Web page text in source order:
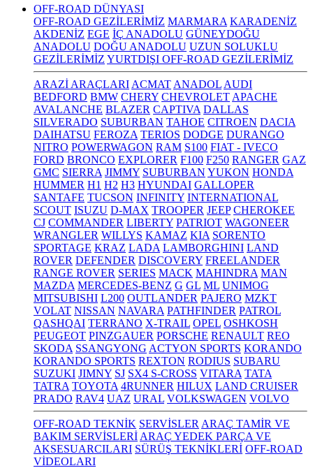
OFF-ROAD DÜNYASI
OFF-ROAD GEZİLERİMİZ MARMARA KARADENİZ
AKDENİZ EGE İÇ ANADOLU GÜNEYDOĞU
ANADOLU DOĞU ANADOLU UZUN SOLUKLU
GEZİLERİMİZ YURTDIŞI OFF-ROAD GEZİLERİMİZ
ARAZİ ARAÇLARI ACMAT ANADOL AUDI
BEDFORD BMW CHERY CHEVROLET APACHE
AVALANCHE BLAZER CAPTIVA DALLAS
SILVERADO SUBURBAN TAHOE CITROEN DACIA
DAIHATSU FEROZA TERIOS DODGE DURANGO
NITRO POWERWAGON RAM S100 FIAT - IVECO
FORD BRONCO EXPLORER F100 F250 RANGER GAZ
GMC SIERRA JIMMY SUBURBAN YUKON HONDA
HUMMER H1 H2 H3 HYUNDAI GALLOPER
SANTAFE TUCSON INFINITY INTERNATIONAL
SCOUT ISUZU D-MAX TROOPER JEEP CHEROKEE
CJ COMMANDER LIBERTY PATRIOT WAGONEER
WRANGLER WILLYS KAMAZ KIA SORENTO
SPORTAGE KRAZ LADA LAMBORGHINI LAND
ROVER DEFENDER DISCOVERY FREELANDER
RANGE ROVER SERIES MACK MAHINDRA MAN
MAZDA MERCEDES-BENZ G GL ML UNIMOG
MITSUBISHI L200 OUTLANDER PAJERO MZKT
VOLAT NISSAN NAVARA PATHFINDER PATROL
QASHQAI TERRANO X-TRAIL OPEL OSHKOSH
PEUGEOT PINZGAUER PORSCHE RENAULT REO
SKODA SSANGYONG ACTYON SPORTS KORANDO
KORANDO SPORTS REXTON RODIUS SUBARU
SUZUKI JIMNY SJ SX4 S-CROSS VITARA TATA
TATRA TOYOTA 4RUNNER HILUX LAND CRUISER
PRADO RAV4 UAZ URAL VOLKSWAGEN VOLVO
OFF-ROAD TEKNİK SERVİSLER ARAÇ TAMİR VE
BAKIM SERVİSLERİ ARAÇ YEDEK PARÇA VE
AKSESUARCILARI SÜRÜŞ TEKNİKLERİ OFF-ROAD
VİDEOLARI